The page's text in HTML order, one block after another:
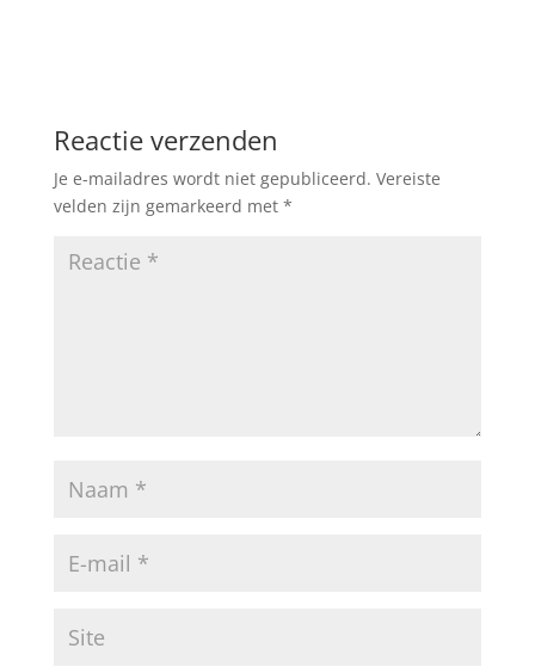
Reactie verzenden
Je e-mailadres wordt niet gepubliceerd. Vereiste
velden zijn gemarkeerd met *